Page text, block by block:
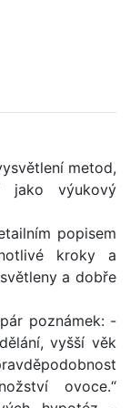
metod,
jako výukový
popisem
kroky a
a dobře
poznámek: -
vyšší věk
ovoce.“